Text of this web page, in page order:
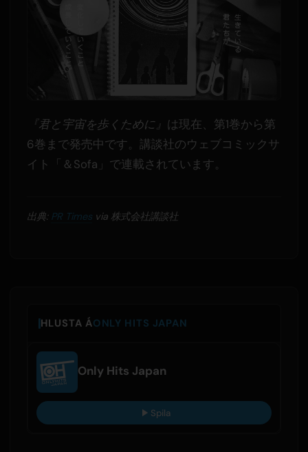
『君と宇宙を歩くために』 は現在、第1巻から第
6巻まで発売中です。講談社のウェブコミックサ
イト「＆Sofa」で連載されています。
出典: PR Timesvia 株式会社講談社
HLUSTA ÁONLY HITS JAPAN
Only Hits Japan
Spila